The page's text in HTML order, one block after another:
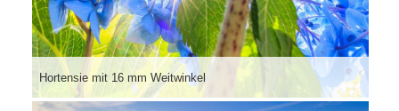
Hortensie mit 16 mm Weitwinkel